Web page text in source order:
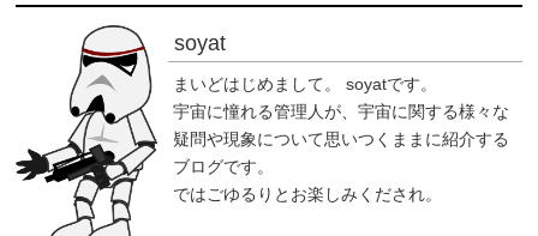
soyat
まいどはじめまして。 soyatです。
宇宙に憧れる管理人が、宇宙に関する様々な
疑問や現象について思いつくままに紹介する
ブログです。
ではごゆるりとお楽しみくだされ。